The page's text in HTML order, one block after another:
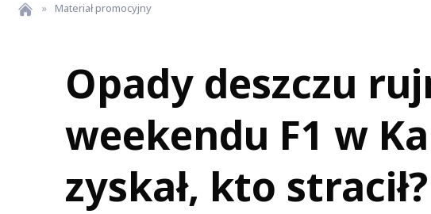
» Materiał promocyjny
Opady deszczu
weekendu F1 w
zyskał, kto stracił?